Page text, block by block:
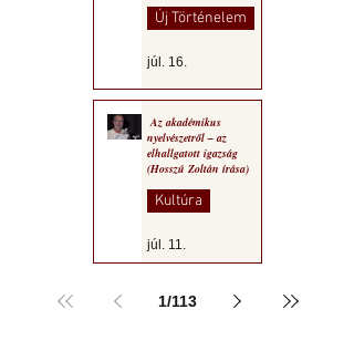
Új Történelem
júl. 16.
Az akadémikus
nyelvészetről – az
elhallgatott igazság
(Hosszú Zoltán írása)
Kultúra
júl. 11.
1/113